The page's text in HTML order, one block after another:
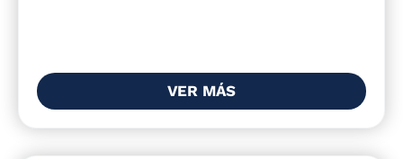
VER MÁS